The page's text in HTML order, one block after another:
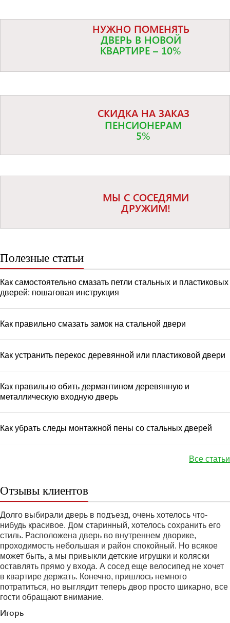
НУЖНО ПОМЕНЯТЬ
ДВЕРЬ В НОВОЙ
КВАРТИРЕ – 10%
СКИДКА НА ЗАКАЗ
ПЕНСИОНЕРАМ
5%
МЫ С СОСЕДЯМИ
ДРУЖИМ!
Полезные статьи
Как самостоятельно смазать петли стальных и пластиковых
дверей: пошаговая инструкция
Как правильно смазать замок на стальной двери
Как устранить перекос деревянной или пластиковой двери
Как правильно обить дермантином деревянную и
металлическую входную дверь
Как убрать следы монтажной пены со стальных дверей
Все статьи
Отзывы клиентов
Долго выбирали дверь в подъезд, очень хотелось что-
нибудь красивое. Дом старинный, хотелось сохранить его
стиль. Расположена дверь во внутреннем дворике,
проходимость небольшая и район спокойный. Но всякое
может быть, а мы привыкли детские игрушки и коляски
оставлять прямо у входа. А сосед еще велосипед не хочет
в квартире держать. Конечно, пришлось немного
потратиться, но выглядит теперь двор просто шикарно, все
гости обращают внимание.
Игорь